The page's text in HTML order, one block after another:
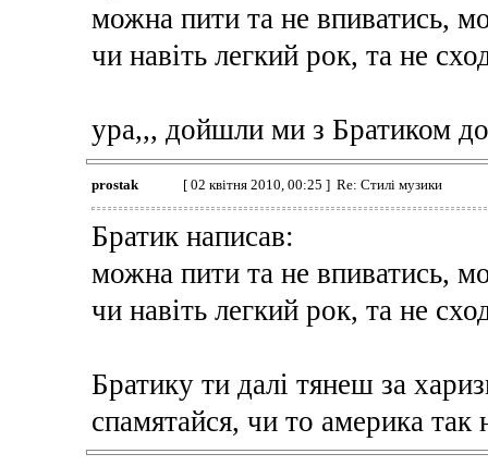
можна пити та не впиватись,
чи навіть легкий рок, та не
ура,,, дойшли ми з Братиком
prostak [ 02 квітня 2010, 00:25 ] Re: Стилі музики
Братик написав:
можна пити та не впиватись,
чи навіть легкий рок, та не
Братику ти далі тянеш за
спамятайся, чи то америка так